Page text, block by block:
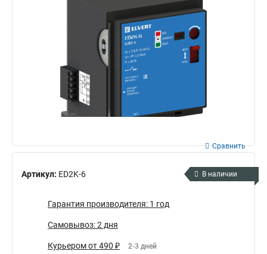
Артикул: ED2K-6
Сравнить
В наличии
Гарантия производителя: 1 год
Самовывоз: 2 дня
Курьером от 490 ₽ 2-3 дней